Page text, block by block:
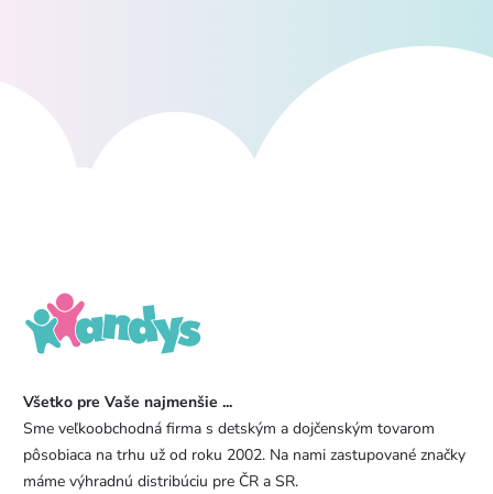
Všetko pre Vaše najmenšie ...
Sme veľkoobchodná firma s detským a dojčenským tovarom
pôsobiaca na trhu už od roku 2002. Na nami zastupované značky
máme výhradnú distribúciu pre ČR a SR.